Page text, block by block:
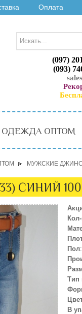
Оплата
(097)
(093)
ОПТОМ
МУЖСКИЕ
СИНИЙ
Пол
Тип
В